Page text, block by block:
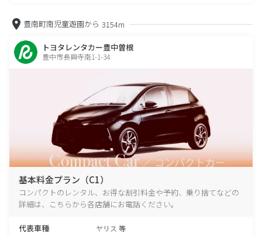
豊南町南児童遊園から 3154m
トヨタレンタカー豊中曽根
豊中市長興寺南1-1-34
基本料金プラン（C1）
コンパクトのレンタル、お得な割引料金や予約、乗り捨てなどの
詳細は、こちらから各店舗にお電話ください。
代表車種 ヤリス 等